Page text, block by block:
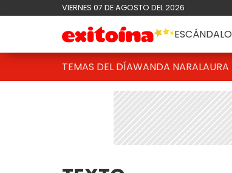
VIERNES 07 DE AGOSTO DEL 2026
TEMAS DEL DÍAWANDA NARA